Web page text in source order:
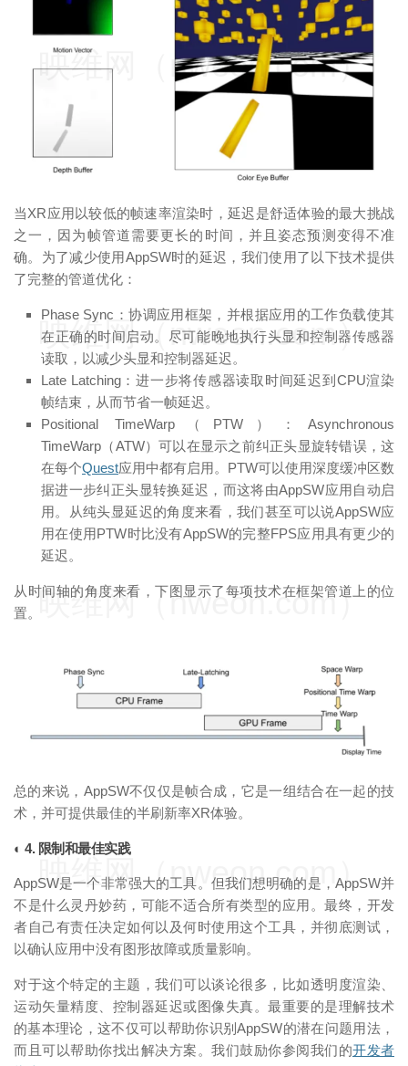
当XR应用以较低的帧速率渲染时，延迟是舒适体验的最大挑战
之一，因为帧管道需要更长的时间，并且姿态预测变得不准
确。为了减少使用AppSW时的延迟，我们使用了以下技术提供
了完整的管道优化：
Phase Sync：协调应用框架，并根据应用的工作负载使其
在正确的时间启动。尽可能晚地执行头显和控制器传感器
读取，以减少头显和控制器延迟。
Late Latching：进一步将传感器读取时间延迟到CPU渲染
帧结束，从而节省一帧延迟。
Positional TimeWarp（PTW）：Asynchronous
TimeWarp（ATW）可以在显示之前纠正头显旋转错误，这
在每个Quest应用中都有启用。PTW可以使用深度缓冲区数
据进一步纠正头显转换延迟，而这将由AppSW应用自动启
用。从纯头显延迟的角度来看，我们甚至可以说AppSW应
用在使用PTW时比没有AppSW的完整FPS应用具有更少的
延迟。
从时间轴的角度来看，下图显示了每项技术在框架管道上的位
置。
总的来说，AppSW不仅仅是帧合成，它是一组结合在一起的技
术，并可提供最佳的半刷新率XR体验。
◐ 4. 限制和最佳实践
AppSW是一个非常强大的工具。但我们想明确的是，AppSW并
不是什么灵丹妙药，可能不适合所有类型的应用。最终，开发
者自己有责任决定如何以及何时使用这个工具，并彻底测试，
以确认应用中没有图形故障或质量影响。
对于这个特定的主题，我们可以谈论很多，比如透明度渲染、
运动矢量精度、控制器延迟或图像失真。最重要的是理解技术
的基本理论，这不仅可以帮助你识别AppSW的潜在问题用法，
而且可以帮助你找出解决方案。我们鼓励你参阅我们的开发者
映维网（nweon.com）
映维网（nweon.com）
映维网（nweon.com）
映维网（nweon.com）